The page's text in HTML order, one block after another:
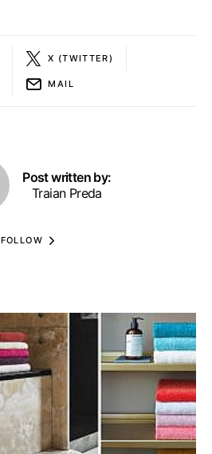
X (TWITTER)
MAIL
Post written by:
Traian Preda
FOLLOW